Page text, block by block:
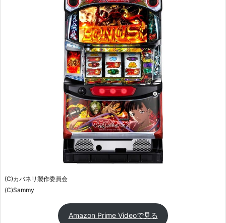
(C)カバネリ製作委員会
(C)Sammy
Amazon Prime Videoで見る